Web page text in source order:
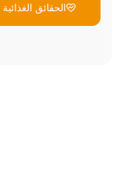
الحقائق الغذائية